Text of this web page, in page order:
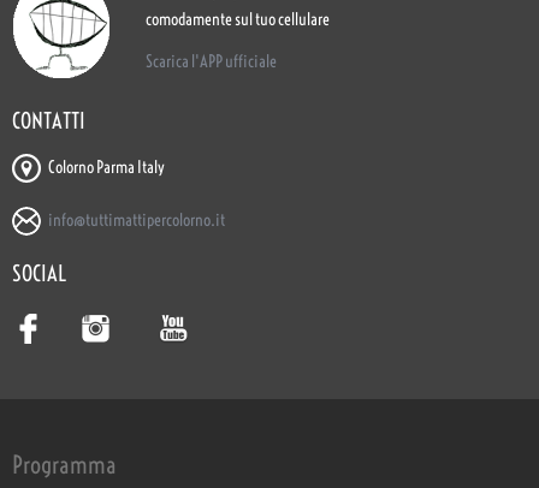
comodamente sul tuo cellulare
Scarica l'APP ufficiale
CONTATTI
Colorno Parma Italy
info@tuttimattipercolorno.it
SOCIAL
Programma